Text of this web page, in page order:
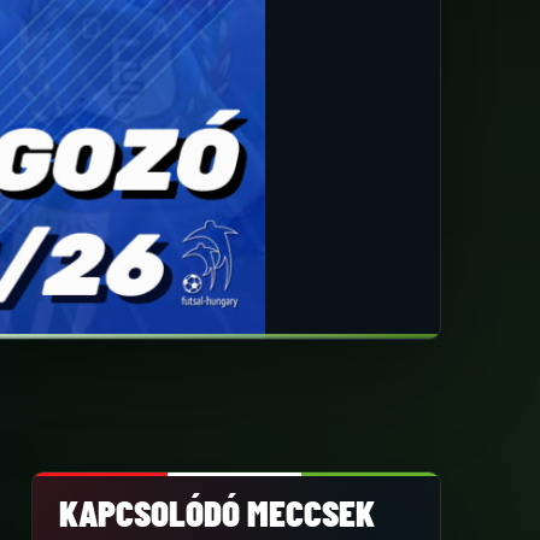
KAPCSOLÓDÓ MECCSEK